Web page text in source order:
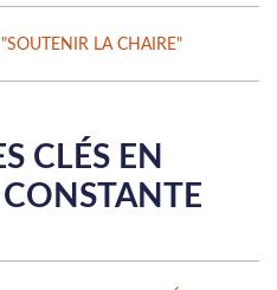
"SOUTENIR LA CHAIRE"
CLÉS EN
CONSTANTE